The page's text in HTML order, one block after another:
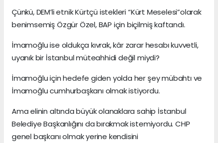
Çünkü, DEM’li etnik Kürtçü istekleri “Kürt Meselesi”olarak
benimsemiş Özgür Özel, BAP için biçilmiş kaftandı.
İmamoğlu ise oldukça kıvrak, kâr zarar hesabı kuvvetli,
uyanık bir İstanbul müteahhidi değil miydi?
İmamoğlu için hedefe giden yolda her şey mübahtı ve
İmamoğlu cumhurbaşkanı olmak istiyordu.
Ama elinin altında büyük olanaklara sahip İstanbul
Belediye Başkanlığını da bırakmak istemiyordu. CHP
genel başkanı olmak yerine kendisini